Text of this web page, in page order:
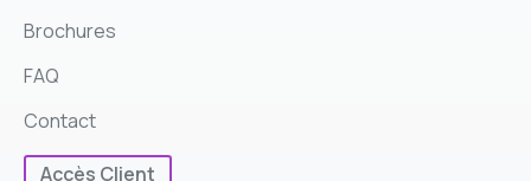
Brochures
FAQ
Contact
Accès Client